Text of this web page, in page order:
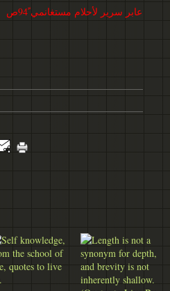
عابر سرير لأحلام مستغانمي ً94ص